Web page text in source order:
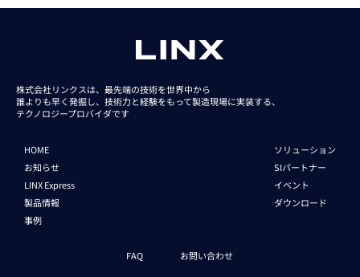
株式会社リンクスは、最先端の技術を世界中から
誰よりも早く発掘し、技術力と経験をもって製造現場に実装する、
テクノロジープロバイダです
HOME
お知らせ
LINX Express
製品情報
事例
ソリューション
SIパートナー
イベント
ダウンロード
FAQ お問い合わせ